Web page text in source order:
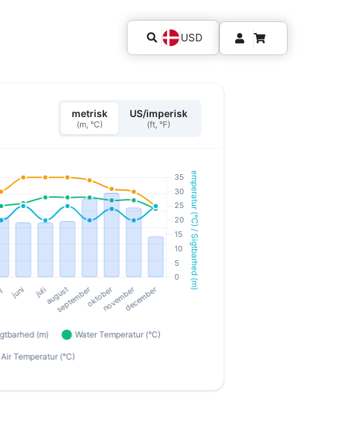
USD
metrisk
(m, °C)
US/imperisk
(ft, °F)